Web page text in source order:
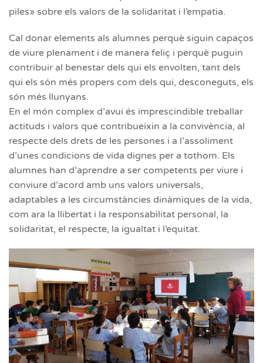
piles» sobre els valors de la solidaritat i l’empatia.
Cal donar elements als alumnes perquè siguin capaços
de viure plenament i de manera feliç i perquè puguin
contribuir al benestar dels qui els envolten, tant dels
qui els són més propers com dels qui, desconeguts, els
són més llunyans.
En el món complex d’avui és imprescindible treballar
actituds i valors que contribueixin a la convivència, al
respecte dels drets de les persones i a l’assoliment
d’unes condicions de vida dignes per a tothom. Els
alumnes han d’aprendre a ser competents per viure i
conviure d’acord amb uns valors universals,
adaptables a les circumstàncies dinàmiques de la vida,
com ara la llibertat i la responsabilitat personal, la
solidaritat, el respecte, la igualtat i l’equitat.